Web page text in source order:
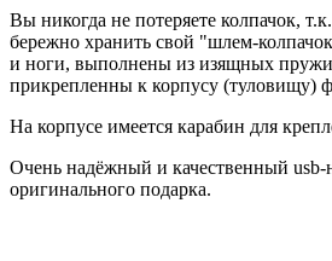
Вы никогда не потеряете колпачок,
бережно хранить свой "шлем-
и ноги, выполнены из изящных
прикрепленны к корпусу (туловищу)
На корпусе имеется карабин для
Очень надёжный и качественный usb-
оригинального подарка.